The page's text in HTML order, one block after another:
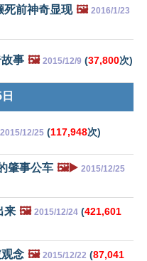
死前神奇显现 🖼️ 2016/1/23
事 🖼️ 2015/12/9 (37,800次)
2015/12/25 (117,948次)
肇事公车 🖼️▶️ 2015/12/25
来 🖼️ 2015/12/24 (421,601
念 🖼️ 2015/12/22 (87,041